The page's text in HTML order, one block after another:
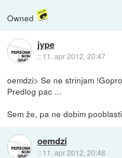
Owned
jype
:: 11. apr 2012, 20:47
oemdzi> Se ne strinjam
Predlog pac ...
Sem že, pa ne dobim
oemdzi
:: 11. apr 2012, 20:48